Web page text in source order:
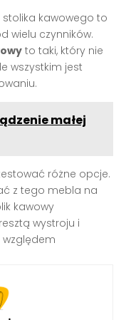
kawowego to
wielu czynników.
to taki, który nie
wszystkim jest
małej
różne opcje.
z tego mebla na
kawowy
wystroju i
względem